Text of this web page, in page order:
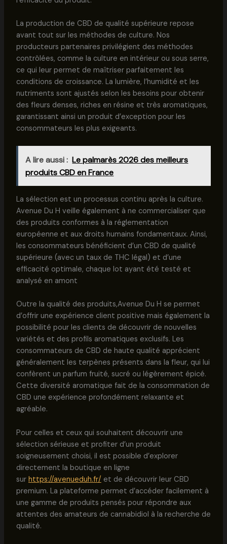
La production de CBD de qualité supérieure repose
avant tout sur les méthodes de culture. Nos
producteurs partenaires privilégient des méthodes
contrôlées, comme la culture en intérieur ou sous serre,
ce qui leur permet de maîtriser parfaitement les
conditions de croissance. La lumière, l’humidité et les
nutriments sont ajustés selon les besoins pour obtenir
des fleurs denses, riches en résine et très aromatiques,
garantissant ainsi un produit d’exception pour les
consommateurs les plus exigeants.
A lire aussi : Le palmarès 2026 des meilleurs
produits CBD en France
La sélection est un processus continu après la culture.
Avenue Du H veille également à ne commercialiser que
des produits conformes à la réglementation
européenne et aux droits humains fondamentaux. Ainsi,
les consommateurs bénéficient d’un CBD de qualité
supérieure (avec un taux de THC légal) et d’une
efficacité optimale, chaque lot ayant été testé et
analysé en amont
Outre la qualité des produits,Avenue Du H se permet
d’offrir une expérience client positive mais également la
possibilité pour les clients de découvrir de nouvelles
variétés et des profils aromatiques exclusifs. Les
consommateurs de CBD de haute qualité apprécient
généralement les terpènes présents dans la fleur, qui lui
confèrent un parfum fruité, sucré ou légèrement épicé.
Cette diversité aromatique fait de la consommation de
CBD une expérience profondément relaxante et
agréable.
Pour celles et ceux qui souhaitent découvrir une
sélection sérieuse et profiter d’un produit
soigneusement choisi, il est possible d’explorer
directement la boutique en ligne
sur https://avenueduh.fr/ et de découvrir leur CBD
premium. La plateforme permet d’accéder facilement à
une gamme de produits pensés pour répondre aux
attentes des amateurs de cannabidiol à la recherche de
qualité.